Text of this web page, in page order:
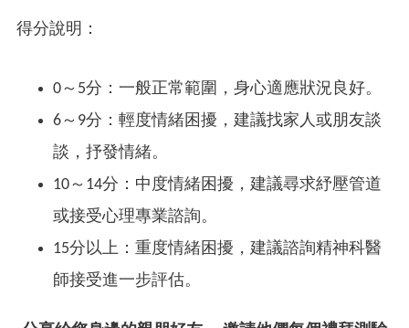
得分說明：
0～5分：一般正常範圍，身心適應狀況良好。
6～9分：輕度情緒困擾，建議找家人或朋友談
談，抒發情緒。
10～14分：中度情緒困擾，建議尋求紓壓管道
或接受心理專業諮詢。
15分以上：重度情緒困擾，建議諮詢精神科醫
師接受進一步評估。